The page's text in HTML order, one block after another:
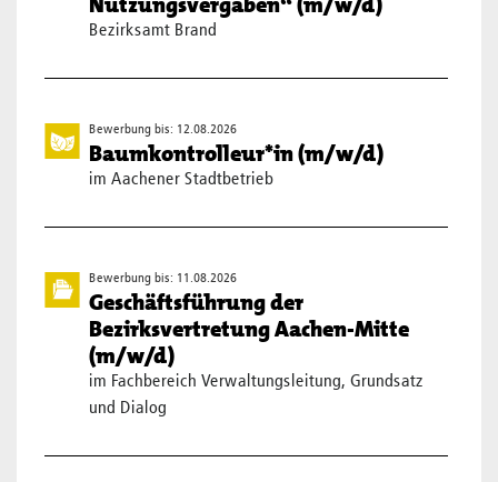
Bezirksamt Brand
Bewerbung bis: 12.08.2026
Baumkontrolleur*in (m/w/d)
im Aachener Stadtbetrieb
Bewerbung bis: 11.08.2026
Geschäftsführung der
Bezirksvertretung Aachen-Mitte
(m/w/d)
im Fachbereich Verwaltungsleitung, Grundsatz
und Dialog